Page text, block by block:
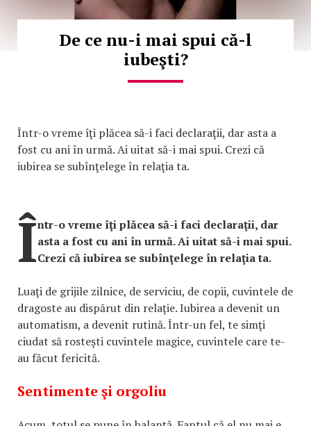
De ce nu-i mai spui că-l
iubeşti?
Într-o vreme îţi plăcea să-i faci declaraţii, dar asta a
fost cu ani în urmă. Ai uitat să-i mai spui. Crezi că
iubirea se subînţelege în relaţia ta.
Într-o vreme îţi plăcea să-i faci declaraţii, dar
asta a fost cu ani în urmă. Ai uitat să-i mai spui.
Crezi că iubirea se subînţelege în relaţia ta.
Luaţi de grijile zilnice, de serviciu, de copii, cuvintele de
dragoste au dispărut din relaţie. Iubirea a devenit un
automatism, a devenit rutină. Într-un fel, te simţi
ciudat să rosteşti cuvintele magice, cuvintele care te-
au făcut fericită.
Sentimente şi orgoliu